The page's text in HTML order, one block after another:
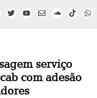
serviço
com adesão